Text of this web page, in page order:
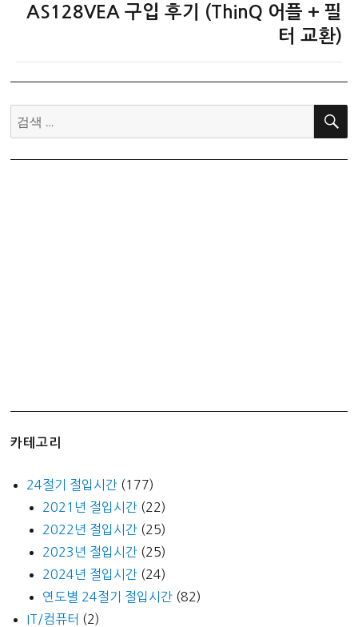
AS128VEA 구입 후기 (ThinQ 어플 + 필
터 교환)
검
색:
검
카테고리
24절기 절입시간 (177)
2021년 절입시간 (22)
2022년 절입시간 (25)
2023년 절입시간 (25)
2024년 절입시간 (24)
연도별 24절기 절입시간 (82)
IT/컴퓨터 (2)